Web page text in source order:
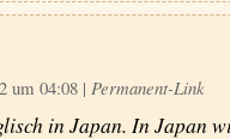
um 04:08 | Permanent-Link
in Japan. In Japan